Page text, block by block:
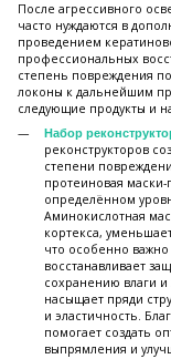
После агрессивного
часто нуждаются в
проведением
профессиональных
степень повреждения
локоны к дальнейшим
следующие продукты и
Набор
реконструкторов
степени
протеиновая маски-
определённом
Аминокислотная
кортекса,
что особенно
восстанавливает
сохранению влаги
насыщает пряди
и эластичность.
помогает создать
выпрямления и